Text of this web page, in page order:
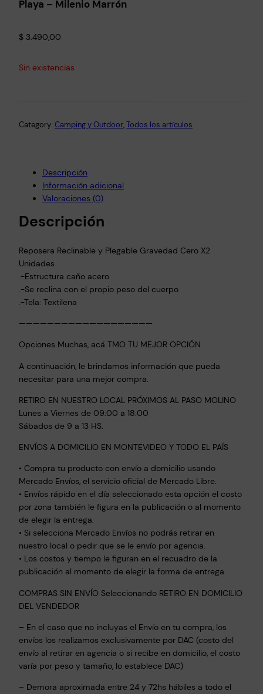
Playa – Milenio Marrón
$ 3.490,00
Sin existencias
Category: Camping y Outdoor, Todos los artículos
Descripción
Información adicional
Valoraciones (0)
Descripción
Reposera Reclinable y Plegable Gravedad Cero X2
Unidades
.-Estructura caño acero
.-Se reclina con el propio peso del cuerpo
.-Tela: Textilena
———————————————————
Opciones Muchas, acá TMO TU MEJOR OPCIÓN
A continuación, le brindamos información que pueda
necesitar para una mejor compra.
RETIRO EN NUESTRO LOCAL PRÓXIMOS AL PASO MOLINO
Lunes a Viernes de 09:00 a 18:00
Sábados de 9 a 13 HS.
ENVÍOS A DOMICILIO EN MONTEVIDEO Y TODO EL PAÍS
• Compra tu producto con envío a domicilio usando
Mercado Envíos, el servicio oficial de Mercado Libre.
• Envíos rápido en el día seleccionado esta opción el costo
por zona también le figura en la publicación o al momento
de elegir la entrega.
• Si selecciona Mercado Envíos no podrás retirar en
nuestro local o pedir que se le envío por agencia.
• Los costos y tiempo le figuran en el recuadro de la
publicación al momento de elegir la forma de entrega.
COMPRAS SIN ENVÍO Seleccionando RETIRO EN DOMICILIO
DEL VENDEDOR
– En el caso que no incluyas el Envío en tu compra, los
envíos los realizamos exclusivamente por DAC (costo del
envío al retirar en agencia o si recibe en domicilio, el costo
varía por peso y tamaño, lo establece DAC)
– Demora aproximada entre 24 y 72hs hábiles a todo el